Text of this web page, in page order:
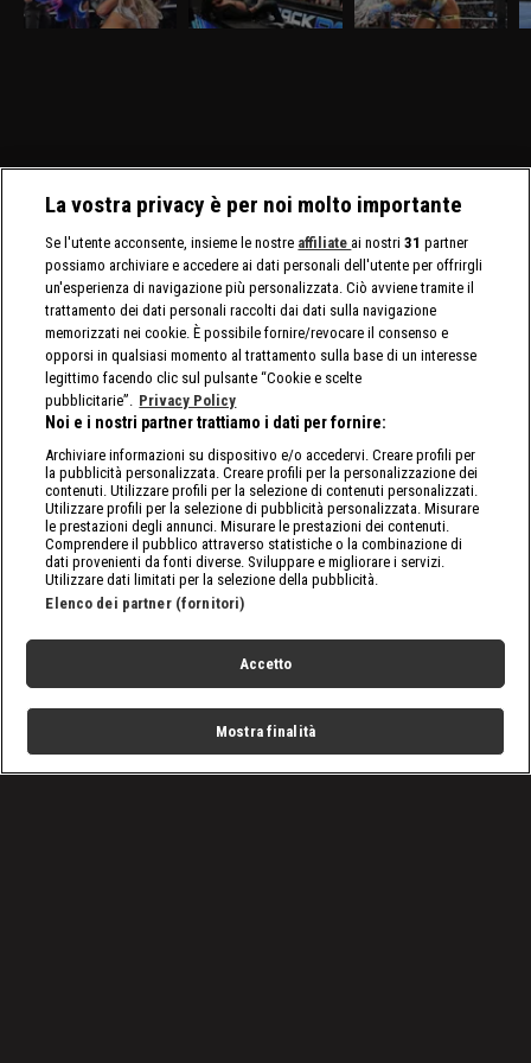
discovery+, Giulia e
Tiffany Stratton si sfidano
discovery+, c'è il match
molto atteso fra Drew
discovery+, Cody Rhodes
e Randy Orton firmano il
La vostra privacy è per noi molto importante
Se l'utente acconsente, insieme le nostre affiliate ai nostri31 partner
possiamo archiviare e accedere ai dati personali dell'utente per offrirgli
un'esperienza di navigazione più personalizzata. Ciò avviene tramite il
trattamento dei dati personali raccolti dai dati sulla navigazione
memorizzati nei cookie. È possibile fornire/revocare il consenso e
opporsi in qualsiasi momento al trattamento sulla base di un interesse
legittimo facendo clic sul pulsante “Cookie e scelte
pubblicitarie”. Privacy Policy
Noi e i nostri partner trattiamo i dati per fornire:
Archiviare informazioni su dispositivo e/o accedervi. Creare profili per
la pubblicità personalizzata. Creare profili per la personalizzazione dei
contenuti. Utilizzare profili per la selezione di contenuti personalizzati.
Utilizzare profili per la selezione di pubblicità personalizzata. Misurare
le prestazioni degli annunci. Misurare le prestazioni dei contenuti.
Comprendere il pubblico attraverso statistiche o la combinazione di
dati provenienti da fonti diverse. Sviluppare e migliorare i servizi.
Utilizzare dati limitati per la selezione della pubblicità.
Elenco dei partner (fornitori)
Accetto
Mostra finalità